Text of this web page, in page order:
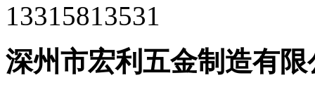
‭13315813531
深州市宏利五金制造有限